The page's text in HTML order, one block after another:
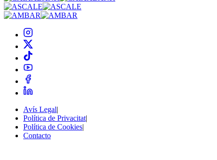
Avís Legal|
Política de Privacitat|
Política de Cookies|
Contacto